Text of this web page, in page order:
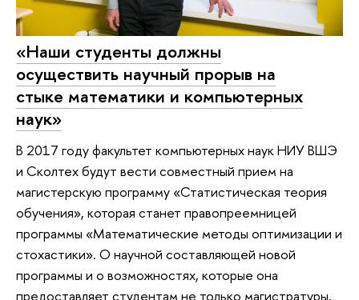
«Наши студенты должны
осуществить научный прорыв на
стыке математики и компьютерных
наук»
В 2017 году факультет компьютерных наук НИУ ВШЭ
и Сколтех будут вести совместный прием на
магистерскую программу «Статистическая теория
обучения», которая станет правопреемницей
программы «Математические методы оптимизации и
стохастики». О научной составляющей новой
программы и о возможностях, которые она
предоставляет студентам не только магистратуры,